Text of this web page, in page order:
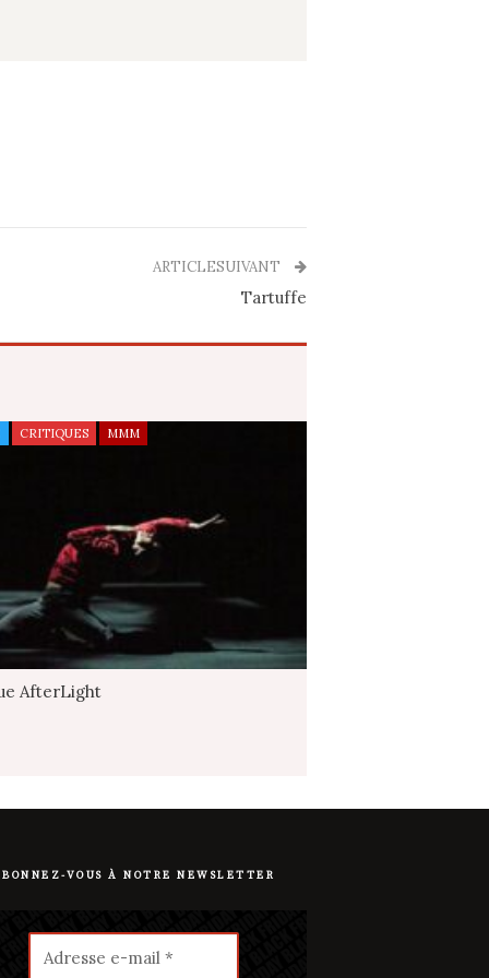
ARTICLESUIVANT
Tartuffe
CRITIQUES MMM
AfterLight
VOUS À NOTRE NEWSLETTER